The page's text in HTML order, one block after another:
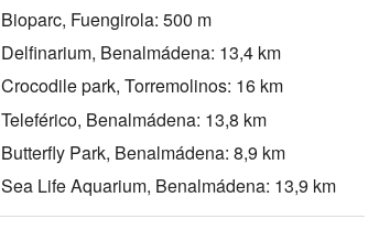
Bioparc, Fuengirola: 500 m
Delfinarium, Benalmádena: 13,4 km
Crocodile park, Torremolinos: 16 km
Teleférico, Benalmádena: 13,8 km
Butterfly Park, Benalmádena: 8,9 km
Sea Life Aquarium, Benalmádena: 13,9 km